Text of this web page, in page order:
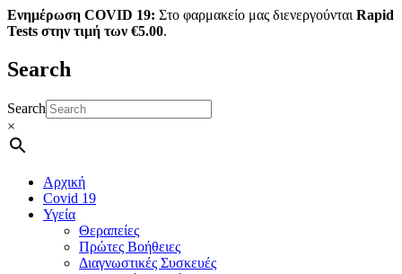
Ενημέρωση COVID 19: Στο φαρμακείο μας διενεργούνται Rapid
Tests στην τιμή των €5.00.
Search
Search
×
Αρχική
Covid 19
Υγεία
Θεραπείες
Πρώτες Βοήθειες
Διαγνωστικές Συσκευές